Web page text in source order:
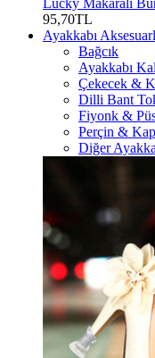
Lucky Makaralı
95,70TL
Ayakkabı
Bağcık
Ayakkabı
Çekecek &
Dilli Bant
Fiyonk &
Perçin &
Diğer